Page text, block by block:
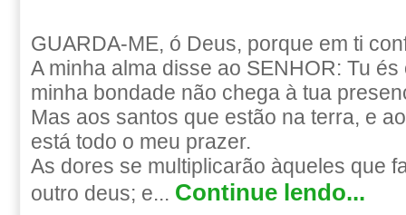
GUARDA-ME, ó Deus, porque em ti
A minha alma disse ao SENHOR: Tu
minha bondade não chega à tua
Mas aos santos que estão na terra, e
está todo o meu prazer.
As dores se multiplicarão àqueles que
outro deus; e... Continue lendo...